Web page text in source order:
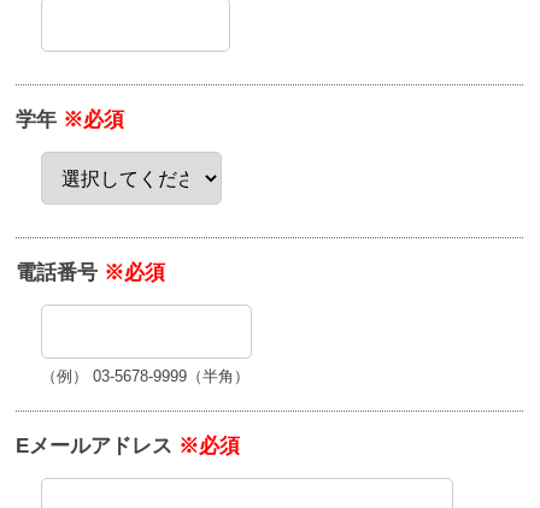
学年 ※必須
電話番号 ※必須
（例） 03-5678-9999（半角）
Eメールアドレス ※必須